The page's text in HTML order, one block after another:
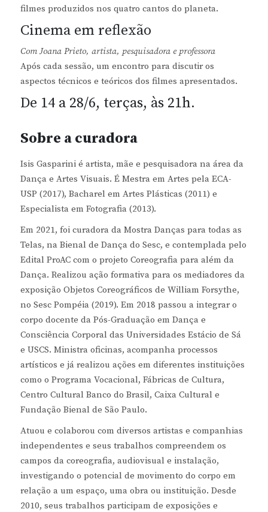
filmes produzidos nos quatro cantos do planeta.
Cinema em reflexão
Com Joana Prieto, artista, pesquisadora e professora
Após cada sessão, um encontro para discutir os
aspectos técnicos e teóricos dos filmes apresentados.
De 14 a 28/6, terças, às 21h.
Sobre a curadora
Isis Gasparini é artista, mãe e pesquisadora na área da
Dança e Artes Visuais. É Mestra em Artes pela ECA-
USP (2017), Bacharel em Artes Plásticas (2011) e
Especialista em Fotografia (2013).
Em 2021, foi curadora da Mostra Danças para todas as
Telas, na Bienal de Dança do Sesc, e contemplada pelo
Edital ProAC com o projeto Coreografia para além da
Dança. Realizou ação formativa para os mediadores da
exposição Objetos Coreográficos de William Forsythe,
no Sesc Pompéia (2019). Em 2018 passou a integrar o
corpo docente da Pós-Graduação em Dança e
Consciência Corporal das Universidades Estácio de Sá
e USCS. Ministra oficinas, acompanha processos
artísticos e já realizou ações em diferentes instituições
como o Programa Vocacional, Fábricas de Cultura,
Centro Cultural Banco do Brasil, Caixa Cultural e
Fundação Bienal de São Paulo.
Atuou e colaborou com diversos artistas e companhias
independentes e seus trabalhos compreendem os
campos da coreografia, audiovisual e instalação,
investigando o potencial de movimento do corpo em
relação a um espaço, uma obra ou instituição. Desde
2010, seus trabalhos participam de exposições e